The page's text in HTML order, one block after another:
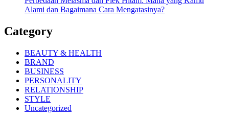
Alami dan Bagaimana Cara Mengatasinya?
Category
BEAUTY & HEALTH
BRAND
BUSINESS
PERSONALITY
RELATIONSHIP
STYLE
Uncategorized